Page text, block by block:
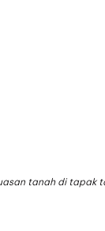
tanah di tapak